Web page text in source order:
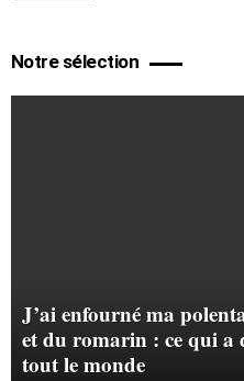
Notre sélection
J’ai enfourné ma
et du romarin : ce qui a
tout le monde